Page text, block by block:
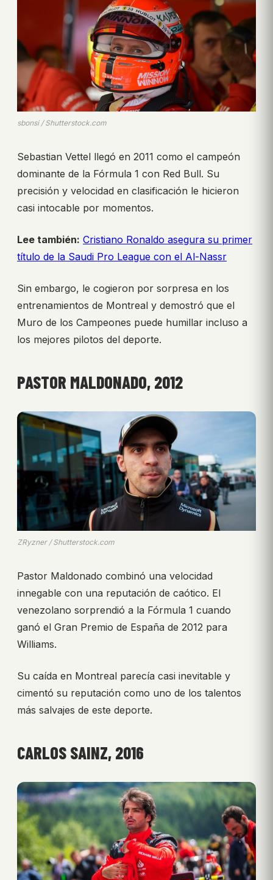
sbonsi / Shutterstock.com
Sebastian Vettel llegó en 2011 como el campeón
dominante de la Fórmula 1 con Red Bull. Su
precisión y velocidad en clasificación le hicieron
casi intocable por momentos.
Lee también: Cristiano Ronaldo asegura su primer
título de la Saudi Pro League con el Al-Nassr
Sin embargo, le cogieron por sorpresa en los
entrenamientos de Montreal y demostró que el
Muro de los Campeones puede humillar incluso a
los mejores pilotos del deporte.
PASTOR MALDONADO, 2012
ZRyzner / Shutterstock.com
Pastor Maldonado combinó una velocidad
innegable con una reputación de caótico. El
venezolano sorprendió a la Fórmula 1 cuando
ganó el Gran Premio de España de 2012 para
Williams.
Su caída en Montreal parecía casi inevitable y
cimentó su reputación como uno de los talentos
más salvajes de este deporte.
CARLOS SAINZ, 2016